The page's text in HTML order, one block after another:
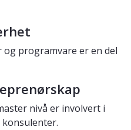
programvare er en del
nivå er involvert i